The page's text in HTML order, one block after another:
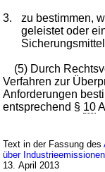
3.
zu bestimmen,
geleistet oder
(5) Durch
Verfahren zur
Anforderungen
entsprechend § 10
Text in der Fassung des
über
13. April 2013